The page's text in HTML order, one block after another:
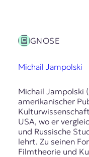
GNOSE
Michail Jampolski
Michail Jampolski
amerikanischer
USA, wo er
und Russische
lehrt. Zu seinen
Filmtheorie und